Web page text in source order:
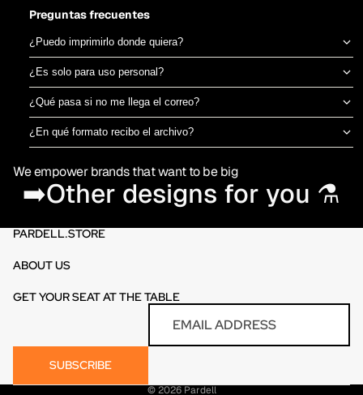
Preguntas frecuentes
¿Puedo imprimirlo donde quiera?
Sí, el archivo es tuyo para imprimir en el taller de DTF o sublimación
que prefieras. No estamos ligados a una imprenta específica.
¿Es solo para uso personal?
Puedes usarlo para camisetas propias o para vender productos
físicos ya impresos. No está permitido revender o redistribuir el
archivo digital en sí.
¿Qué pasa si no me llega el correo?
Revisa spam o promociones primero. Si aún así no aparece en 30
minutos, escríbenos por el chat de la tienda y te lo reenviamos al
¿En qué formato recibo el archivo?
directamente en DTF o sublimación.
We empower brands that want to be big
➡️Other designs for you ⚗️
PARDELL.STORE
ABOUT US
GET YOUR SEAT AT THE TABLE
SUBSCRIBE
© 2026 Pardell
Refund policy
Terms of service
Contact information